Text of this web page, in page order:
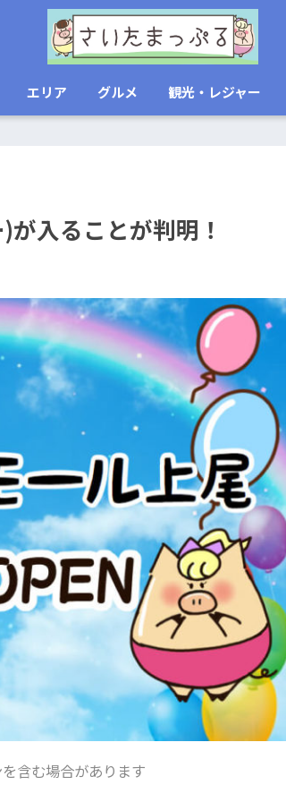
エリア グルメ 観光・レジャー
入ることが判明！
含む場合があります